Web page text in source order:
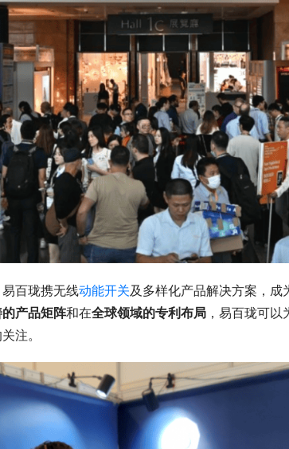
百珑携无线动能开关及多样化产品解决方案，
产品矩阵和在全球领域的专利布局 ，易百珑可
注。